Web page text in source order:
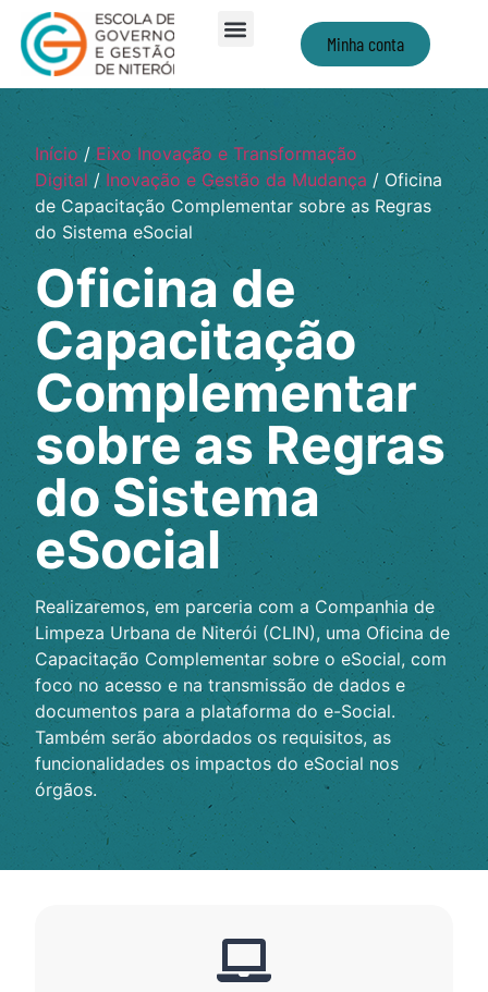
Minha conta
Início/Eixo Inovação e Transformação
Digital / Inovação e Gestão da Mudança / Oficina
de Capacitação Complementar sobre as Regras
do Sistema eSocial
Oficina de
Capacitação
Complementar
sobre as Regras
do Sistema
eSocial
Realizaremos, em parceria com a Companhia de
Limpeza Urbana de Niterói (CLIN), uma Oficina de
Capacitação Complementar sobre o eSocial, com
foco no acesso e na transmissão de dados e
documentos para a plataforma do e-Social.
Também serão abordados os requisitos, as
funcionalidades os impactos do eSocial nos
órgãos.